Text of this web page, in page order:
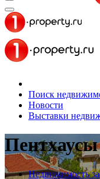
Поиск
Новости
Выставки
Недвижимость